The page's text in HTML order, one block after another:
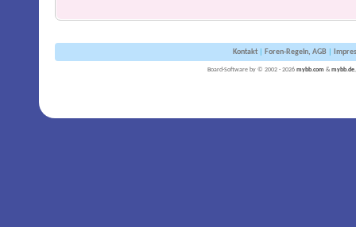
Kontakt| Foren-Regeln, AGB|
Board-Software by © 2002 - 2026 mybb.com & mybb.de